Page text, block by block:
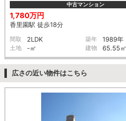
中古マンション
1,780万円
香里園駅 徒歩18分
間取 2LDK 築年 1989年
土地 -㎡ 建物 65.55㎡
広さの近い物件はこちら